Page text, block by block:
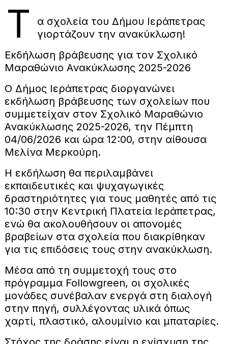
Τ
α σχολεία του Δήμου Ιεράπετρας
γιορτάζουν την ανακύκλωση!
Εκδήλωση βράβευσης για τον Σχολικό
Μαραθώνιο Ανακύκλωσης 2025-2026
Ο Δήμος Ιεράπετρας διοργανώνει
εκδήλωση βράβευσης των σχολείων που
συμμετείχαν στον Σχολικό Μαραθώνιο
Ανακύκλωσης 2025-2026, την Πέμπτη
04/06/2026 και ώρα 12:00, στην αίθουσα
Μελίνα Μερκούρη.
Η εκδήλωση θα περιλαμβάνει
εκπαιδευτικές και ψυχαγωγικές
δραστηριότητες για τους μαθητές από τις
10:30 στην Κεντρική Πλατεία Ιεράπετρας,
ενώ θα ακολουθήσουν οι απονομές
βραβείων στα σχολεία που διακρίθηκαν
για τις επιδόσεις τους στην ανακύκλωση.
Μέσα από τη συμμετοχή τους στο
πρόγραμμα Followgreen, οι σχολικές
μονάδες συνέβαλαν ενεργά στη διαλογή
στην πηγή, συλλέγοντας υλικά όπως
χαρτί, πλαστικό, αλουμίνιο και μπαταρίες.